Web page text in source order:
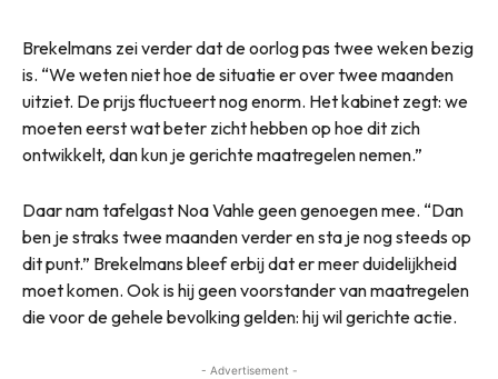
Brekelmans zei verder dat de oorlog pas twee weken bezig
is. “We weten niet hoe de situatie er over twee maanden
uitziet. De prijs fluctueert nog enorm. Het kabinet zegt: we
moeten eerst wat beter zicht hebben op hoe dit zich
ontwikkelt, dan kun je gerichte maatregelen nemen.”
Daar nam tafelgast Noa Vahle geen genoegen mee. “Dan
ben je straks twee maanden verder en sta je nog steeds op
dit punt.” Brekelmans bleef erbij dat er meer duidelijkheid
moet komen. Ook is hij geen voorstander van maatregelen
die voor de gehele bevolking gelden: hij wil gerichte actie.
- Advertisement -